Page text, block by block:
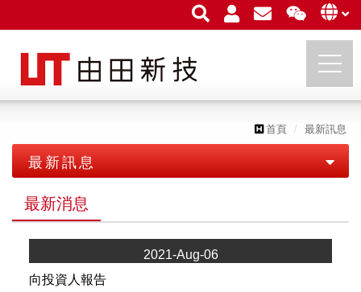
首頁 最新訊息
最新訊息
最新消息
展覽活動
最新消息
向投資人報告
2021-Aug-06